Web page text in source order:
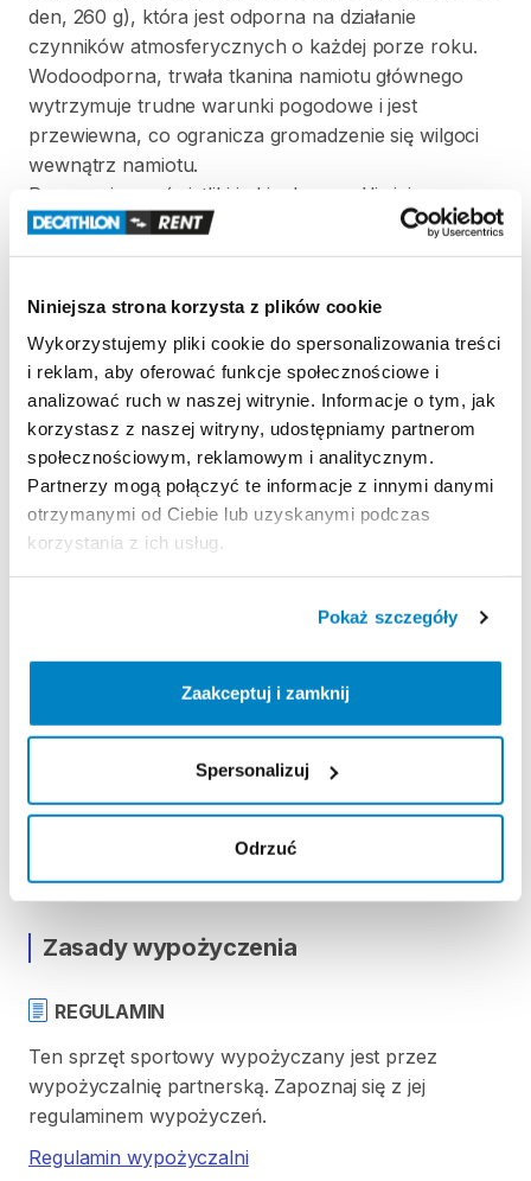
Niniejsza strona korzysta z plików cookie
Wykorzystujemy pliki cookie do spersonalizowania treści
i reklam, aby oferować funkcje społecznościowe i
analizować ruch w naszej witrynie. Informacje o tym, jak
korzystasz z naszej witryny, udostępniamy partnerom
społecznościowym, reklamowym i analitycznym.
Partnerzy mogą połączyć te informacje z innymi danymi
otrzymanymi od Ciebie lub uzyskanymi podczas
korzystania z ich usług.
Pokaż szczegóły
Zaakceptuj i zamknij
Spersonalizuj
Odrzuć
den​,​ 260 g)​,​ która jest odporna na działanie
czynników atmosferycznych o każdej porze roku.
Wodoodporna​,​ trwała tkanina namiotu głównego
wytrzymuje trudne warunki pogodowe i jest
przewiewna​,​ co ogranicza gromadzenie się wilgoci
wewnątrz namiotu.
Panoramiczne
świetliki i okienka
umożliwiają
obserwację gwiazd​,​ sprawiają bliżej natury​,​
zapewniają dobrą wentylację i przyjemną
Panele z siatki zapewniają dużą wentylację
otwarte dla większego przepływu powietrza.
Cztery duże kieszenie wewnętrzne do
przechowywania sprzętu i akcesoriów
kempingowych.
W zestawie znajduje się materac z pianki 6 cm
dużej gęstości dla zwiększenia komfortu.
Zawartość zestawu:
1 drabina aluminiowa 2​,​5 m
płytki + śruby + klucz)
Nie mamy stałych godzin otwarcia​,​ prosimy o
celem umówienia
wypożyczenie.
Zasady wypożyczenia
REGULAMIN
Ten sprzęt sportowy wypożyczany jest przez
wypożyczalnię partnerską. Zapoznaj się z jej
regulaminem wypożyczeń.
Regulamin wypożyczalni